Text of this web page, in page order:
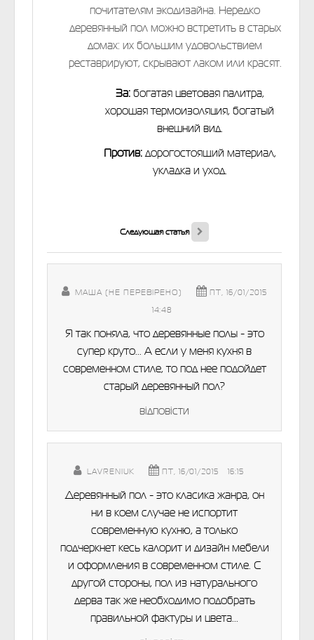
почитателям экодизайна. Нередко
деревянный пол можно встретить в старых
домах: их большим удовольствием
реставрируют, скрывают лаком или красят.
За:богатая цветовая палитра,
хорошая термоизоляция, богатый
внешний вид.
Против:дорогостоящий материал,
укладка и уход.
Следующая статья
МАША (НЕ ПЕРЕВІРЕНО) ПТ, 16/01/2015
- 14:48
Я так поняла, что деревянные полы - это
супер круто... А если у меня кухня в
современном стиле, то под нее подойдет
старый деревянный пол?
відповісти
LAVRENIUK ПТ, 16/01/2015 - 16:15
Деревянный пол - это класика жанра, он
ни в коем случае не испортит
современную кухню, а только
подчеркнет кесь калорит и дизайн мебели
и оформления в современном стиле. С
другой стороны, пол из натурального
дерва так же необходимо подобрать
правильной фактуры и цвета...